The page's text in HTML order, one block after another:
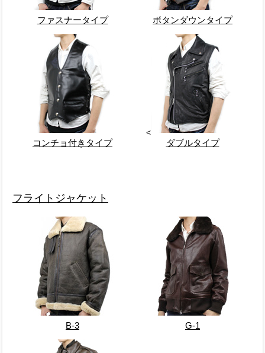
ファスナータイプ ボタンダウンタイプ
コンチョ付きタイプ
<
ダブルタイプ
フライトジャケット
B-3 G-1